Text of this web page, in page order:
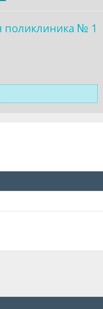
поликлиника № 1